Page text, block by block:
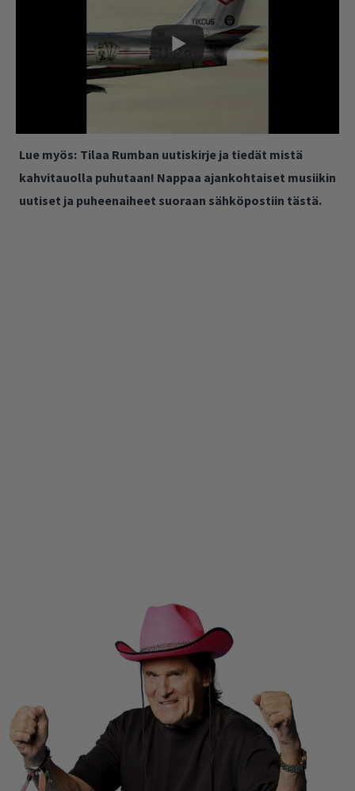
Lue myös: Tilaa Rumban uutiskirje ja tiedät mistä
kahvitauolla puhutaan! Nappaa ajankohtaiset musiikin
uutiset ja puheenaiheet suoraan sähköpostiin tästä.